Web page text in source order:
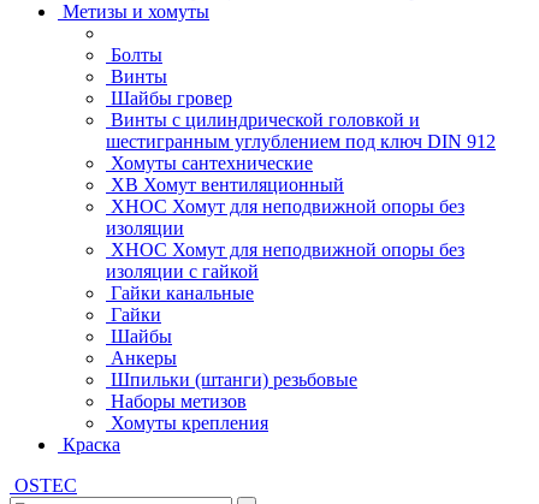
Метизы и хомуты
Болты
Винты
Шайбы гровер
Винты с цилиндрической головкой и
шестигранным углублением под ключ DIN 912
Хомуты сантехнические
ХВ Хомут вентиляционный
ХНОС Хомут для неподвижной опоры без
изоляции
ХНОС Хомут для неподвижной опоры без
изоляции с гайкой
Гайки канальные
Гайки
Шайбы
Анкеры
Шпильки (штанги) резьбовые
Наборы метизов
Хомуты крепления
Краска
OSTEC